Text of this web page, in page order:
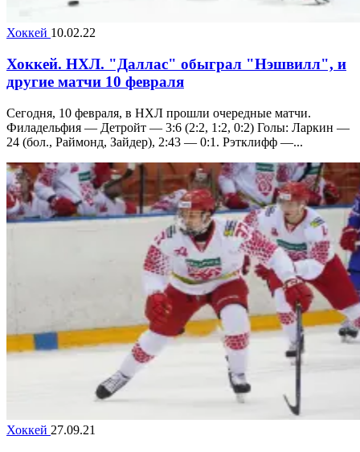
Хоккей 10.02.22
Хоккей. НХЛ. "Даллас" обыграл "Нэшвилл", и
другие матчи 10 февраля
Сегодня, 10 февраля, в НХЛ прошли очередные матчи.
Филадельфия — Детройт — 3:6 (2:2, 1:2, 0:2) Голы: Ларкин —
24 (бол., Раймонд, Зайдер), 2:43 — 0:1. Рэтклифф —...
Хоккей 27.09.21